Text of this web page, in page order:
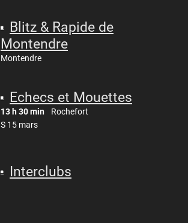
Blitz & Rapide de
Montendre
Montendre
Echecs et Mouettes
13 h 30 min
Rochefort
S 15 mars
Interclubs